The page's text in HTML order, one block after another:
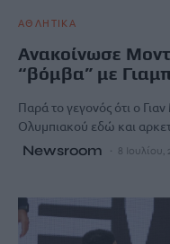
ΑΘΛΗΤΙΚΑ
Ανακοίνωσε
“βόμβα” με
Παρά το γεγονός ότι ο
Ολυμπιακού εδώ και
Newsroom 8 Ιουλίου,